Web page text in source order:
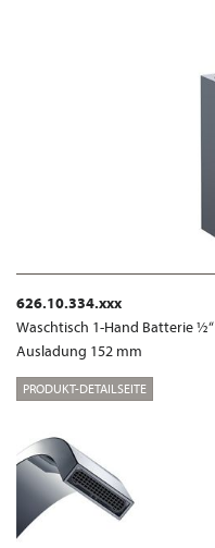
626.10.334.xxx
Waschtisch 1-Hand Batterie ½“
Ausladung 152 mm
PRODUKT-DETAILSEITE